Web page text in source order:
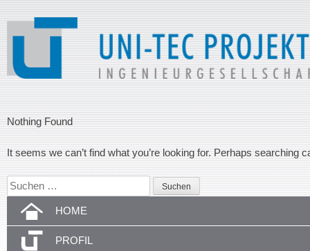
Nothing Found
It seems we can’t find what you’re looking for. Perhaps searching
Suchen
nach:
HOME
PROFIL